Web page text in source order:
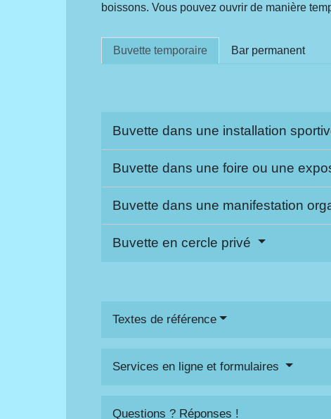
boissons. Vous pouvez ouvrir de manière
Buvette temporaire Bar permanent
Buvette dans une installation
Buvette dans une foire ou une
Buvette dans une manifestation
Buvette en cercle privé
Textes de référence
Services en ligne et formulaires
Questions ? Réponses !